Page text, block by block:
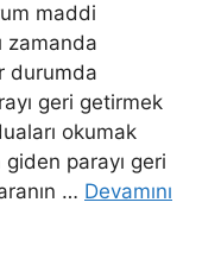
maddi
zamanda
durumda
geri getirmek
okumak
giden parayı geri
… Devamını